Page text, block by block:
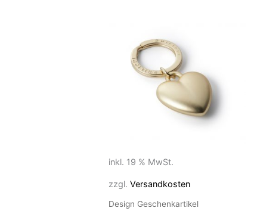
inkl. 19 % MwSt.
zzgl. Versandkosten
Design Geschenkartikel